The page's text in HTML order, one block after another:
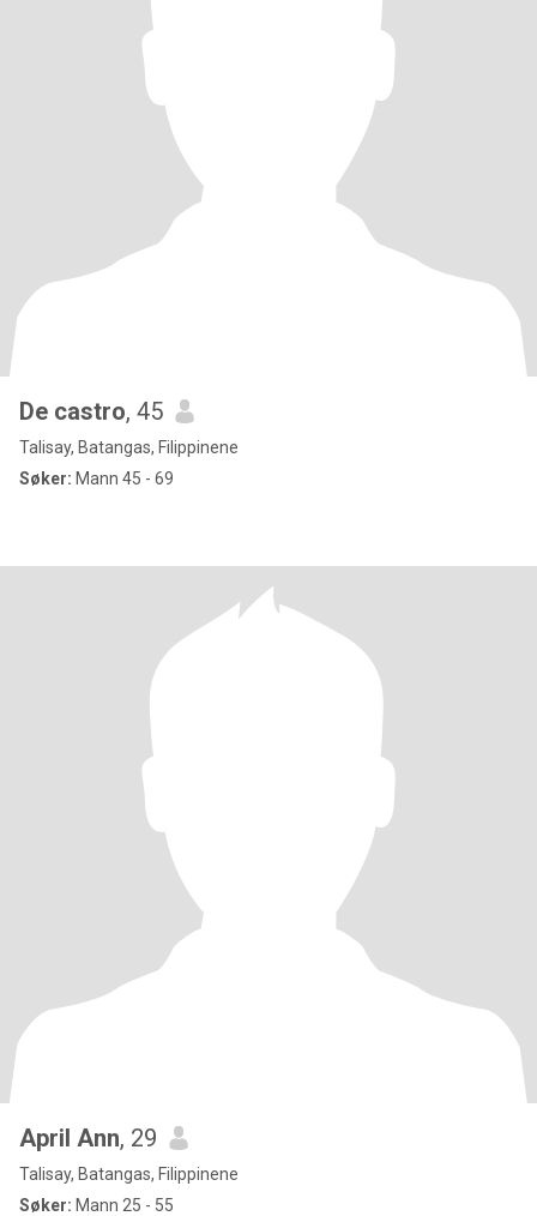
De castro, 45
Talisay, Batangas, Filippinene
Søker: Mann 45 - 69
April Ann, 29
Talisay, Batangas, Filippinene
Søker: Mann 25 - 55